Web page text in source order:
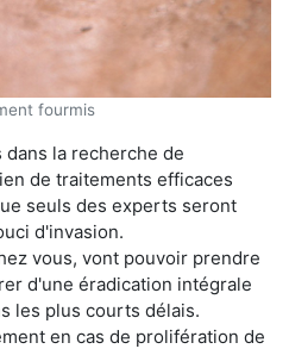
fourmis
la recherche de
de traitements efficaces
seuls des experts seront
d'invasion.
vous, vont pouvoir prendre
d'une éradication intégrale
les plus courts délais.
en cas de prolifération de